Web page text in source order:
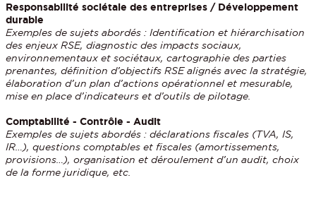
Responsabilité sociétale des entreprises / Développement
durable
Exemples de sujets abordés : Identification et hiérarchisation
des enjeux RSE, diagnostic des impacts sociaux,
environnementaux et sociétaux, cartographie des parties
prenantes, définition d’objectifs RSE alignés avec la stratégie,
élaboration d’un plan d’actions opérationnel et mesurable,
mise en place d’indicateurs et d’outils de pilotage.
Comptabilité - Contrôle - Audit
Exemples de sujets abordés : déclarations fiscales (TVA, IS,
IR…), questions comptables et fiscales (amortissements,
provisions…), organisation et déroulement d’un audit, choix
de la forme juridique, etc.